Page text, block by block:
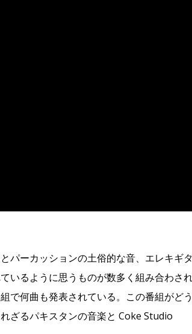
パーカッションの土俗的な音、エレキギタ
いるように思うものが数多く組み合わさ
で何曲も発表されている。この番組がどう
ざるパキスタンの音楽と Coke Studio